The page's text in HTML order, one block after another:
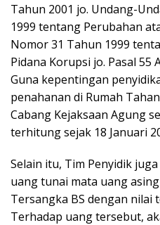
Tahun 2001 jo. Undang-
1999 tentang Perubahan
Nomor 31 Tahun 1999
Pidana Korupsi jo. Pasal 55
Guna kepentingan
penahanan di Rumah
Cabang Kejaksaan Agung
terhitung sejak 18 Januari
Selain itu, Tim Penyidik
uang tunai mata uang
Tersangka BS dengan nilai
Terhadap uang tersebut,